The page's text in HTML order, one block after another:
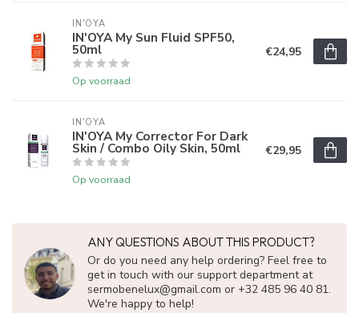
IN'OYA
IN'OYA My Sun Fluid SPF50,
50ml
Op voorraad
€24,95
IN'OYA
IN'OYA My Corrector For Dark
Skin / Combo Oily Skin, 50ml
Op voorraad
€29,95
ANY QUESTIONS ABOUT THIS PRODUCT?
Or do you need any help ordering? Feel free to
get in touch with our support department at
sermobenelux@gmail.com or +32 485 96 40 81.
We're happy to help!